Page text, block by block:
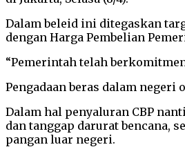
Dalam beleid ini ditegaskan
dengan Harga Pembelian
“Pemerintah telah
Pengadaan beras dalam
Dalam hal penyaluran CBP
dan tanggap darurat bencana,
pangan luar negeri.